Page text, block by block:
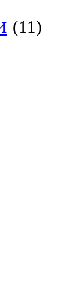
(11)